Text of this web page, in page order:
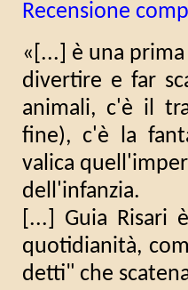
Recensione
«[...] è una
divertire e far
animali, c'è il
fine), c'è la
valica
dell'infanzia.
[...] Guia Risari
quotidianità,
detti" che